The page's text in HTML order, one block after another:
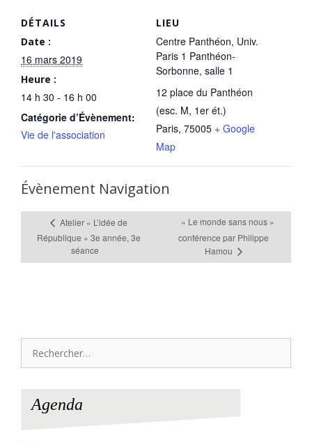
DÉTAILS
Date :
16 mars 2019
Heure :
14 h 30 - 16 h 00
Catégorie d’Évènement:
Vie de l'association
LIEU
Centre Panthéon, Univ.
Paris 1 Panthéon-
Sorbonne, salle 1
12 place du Panthéon
(esc. M, 1er ét.)
Paris, 75005 + Google
Map
Évènement Navigation
Atelier « L’idée de
République » 3e année, 3e
séance
« Le monde sans nous »
conférence par Philippe
Hamou
Agenda